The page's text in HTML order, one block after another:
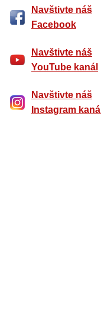
Navštivte náš
Facebook
Navštivte náš
YouTube kanál
Navštivte náš
Instagram kanál